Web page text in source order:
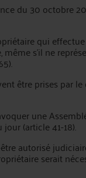
du 30 octobre
qui
même s’il ne
être prises par
une
(article 41-18).
autorisé
serait